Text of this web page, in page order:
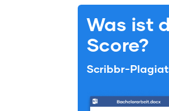
Was ist
Score?
Scribbr-